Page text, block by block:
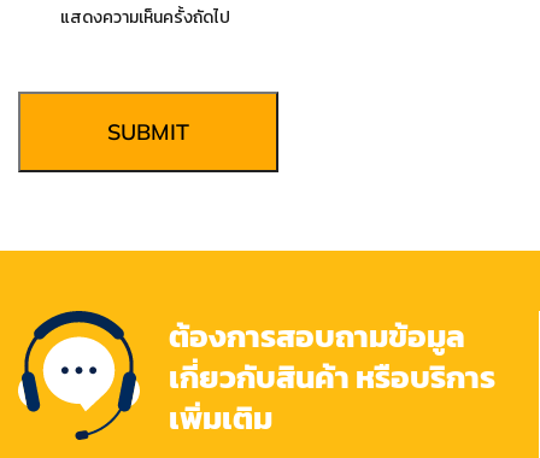
แสดงความเห็นครั้งถัดไป
SUBMIT
ต้องการสอบถามข้อมูล
เกี่ยวกับสินค้า หรือบริการ
เพิ่มเติม